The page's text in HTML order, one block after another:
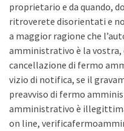
proprietario e da quando,
ritroverete disorientati e
a maggior ragione che
amministrativo è la vostra,
cancellazione di fermo
vizio di notifica, se il
preavviso di fermo
amministrativo è
on line,